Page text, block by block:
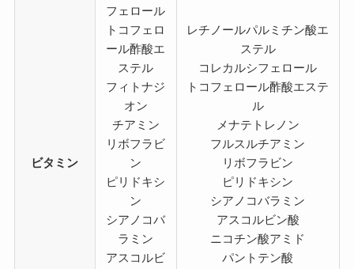
ビタミン
フェロール
トコフェロ
ール酢酸エ
ステル
フィトナジ
オン
チアミン
リボフラビ
ン
ピリドキシ
ン
シアノコバ
ラミン
アスコルビ
レチノールパルミチン酸エ
ステル
コレカルシフェロール
トコフェロール酢酸エステ
ル
メナテトレノン
フルスルチアミン
リボフラビン
ピリドキシン
シアノコバラミン
アスコルビン酸
ニコチン酸アミド
パントテン酸